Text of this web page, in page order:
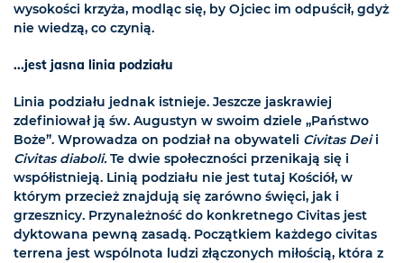
wysokości krzyża, modląc się, by Ojciec im odpuścił, gdyż
nie wiedzą, co czynią.
...jest jasna linia podziału
Linia podziału jednak istnieje. Jeszcze jaskrawiej
zdefiniował ją św. Augustyn w swoim dziele „Państwo
Boże”. Wprowadza on podział na obywateli Civitas Deii
Civitas diaboli.Te dwie społeczności przenikają się i
współistnieją. Linią podziału nie jest tutaj Kościół, w
którym przecież znajdują się zarówno święci, jak i
grzesznicy. Przynależność do konkretnego Civitas jest
dyktowana pewną zasadą. Początkiem każdego civitas
terrena jest wspólnota ludzi złączonych miłością, która z